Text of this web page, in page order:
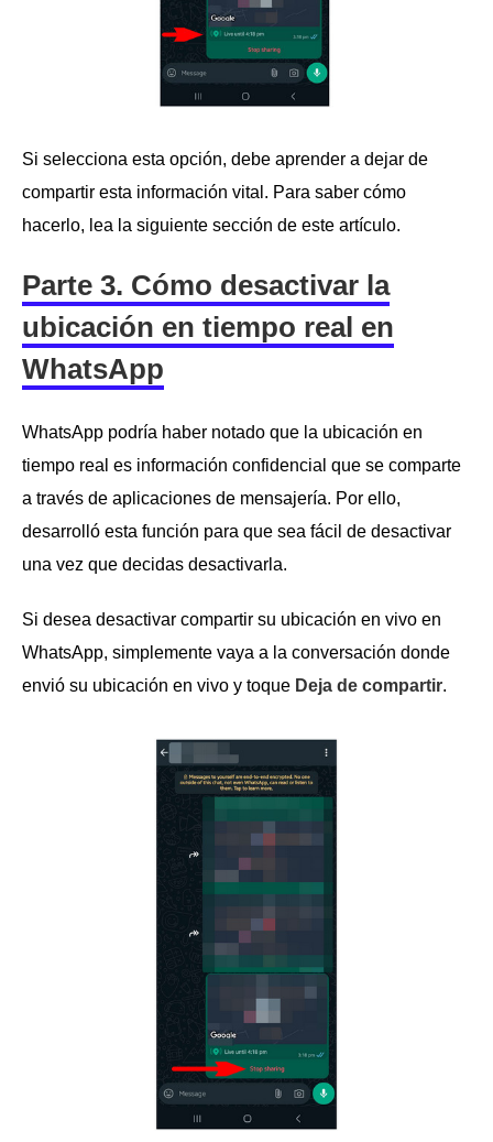
Si selecciona esta opción, debe aprender a dejar de
compartir esta información vital. Para saber cómo
hacerlo, lea la siguiente sección de este artículo.
Parte 3. Cómo desactivar la
ubicación en tiempo real en
WhatsApp
WhatsApp podría haber notado que la ubicación en
tiempo real es información confidencial que se comparte
a través de aplicaciones de mensajería. Por ello,
desarrolló esta función para que sea fácil de desactivar
una vez que decidas desactivarla.
Si desea desactivar compartir su ubicación en vivo en
WhatsApp, simplemente vaya a la conversación donde
envió su ubicación en vivo y toque Deja de compartir.